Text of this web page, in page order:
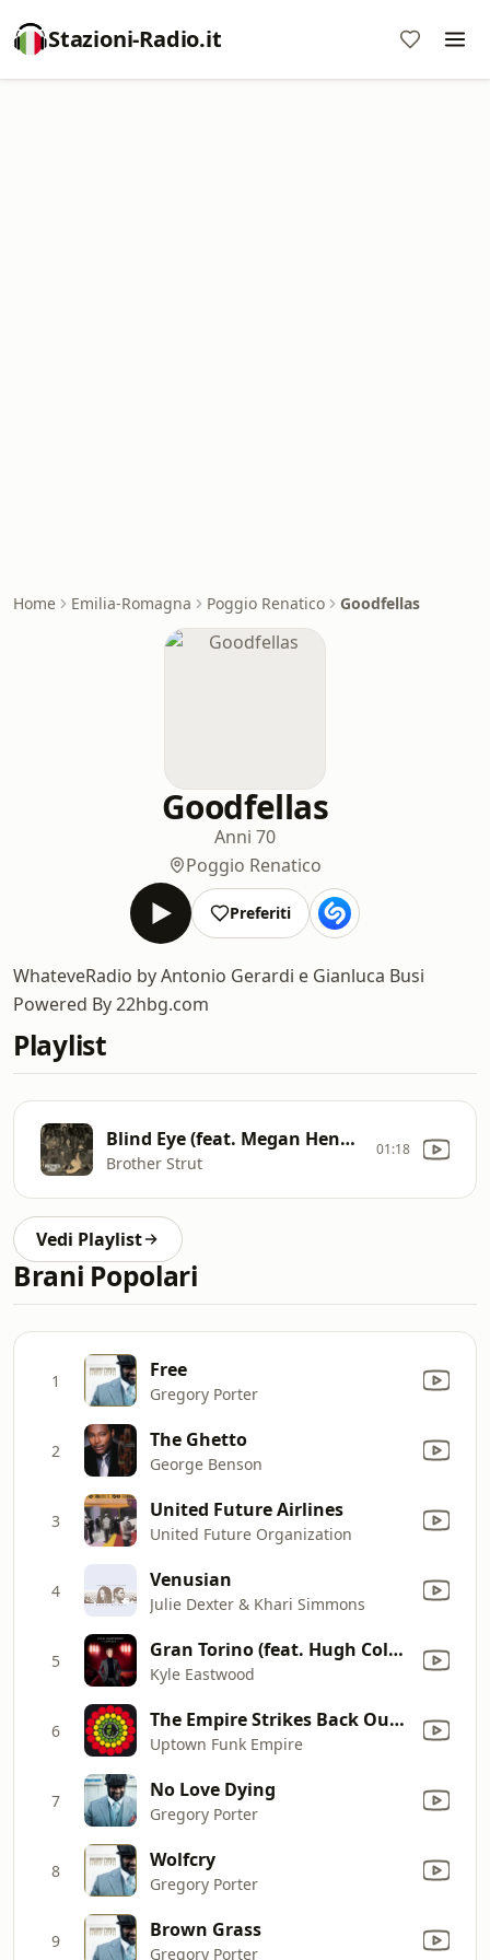
Stazioni-Radio.it
Home Emilia-Romagna Poggio Renatico Goodfellas
Goodfellas
Anni 70
Poggio Renatico
Preferiti
WhateveRadio by Antonio Gerardi e Gianluca Busi
Powered By 22hbg.com
Playlist
Blind Eye (feat. Megan Henwood)
Brother Strut
01:18
Vedi Playlist
Brani Popolari
1 Free
Gregory Porter
2 The Ghetto
George Benson
3 United Future Airlines
United Future Organization
4 Venusian
Julie Dexter & Khari Simmons
5 Gran Torino (feat. Hugh Coltman)
Kyle Eastwood
6 The Empire Strikes Back Outro
Uptown Funk Empire
7 No Love Dying
Gregory Porter
8 Wolfcry
Gregory Porter
9 Brown Grass
Gregory Porter